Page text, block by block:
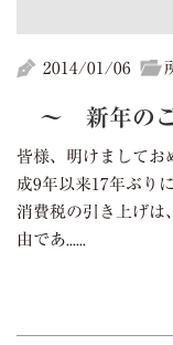
2014/01/06
～ 新年の
皆様、明けましてお
成9年以来17年ぶり
消費税の引き上げは
由であ......